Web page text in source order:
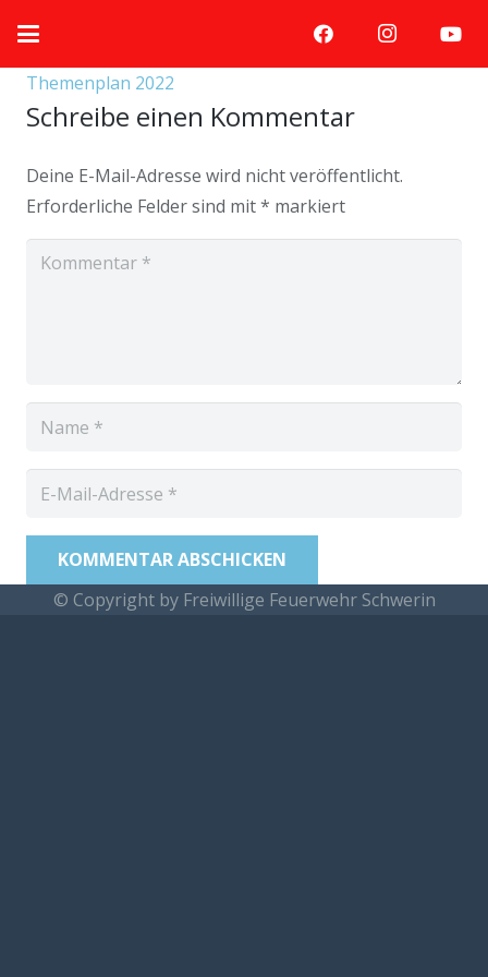
Themenplan 2022
Schreibe einen Kommentar
Deine E-Mail-Adresse wird nicht veröffentlicht.
Erforderliche Felder sind mit* markiert
KOMMENTAR ABSCHICKEN
© Copyright by Freiwillige Feuerwehr Schwerin